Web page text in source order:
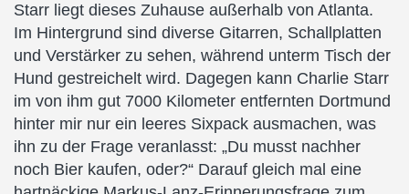
Starr liegt dieses Zuhause außerhalb von Atlanta.
Im Hintergrund sind diverse Gitarren, Schallplatten
und Verstärker zu sehen, während unterm Tisch der
Hund gestreichelt wird. Dagegen kann Charlie Starr
im von ihm gut 7000 Kilometer entfernten Dortmund
hinter mir nur ein leeres Sixpack ausmachen, was
ihn zu der Frage veranlasst: „Du musst nachher
noch Bier kaufen, oder?“ Darauf gleich mal eine